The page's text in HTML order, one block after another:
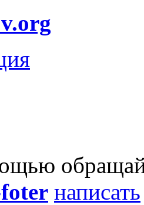
написать